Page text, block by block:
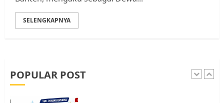
SELENGKAPNYA
POPULAR POST
1